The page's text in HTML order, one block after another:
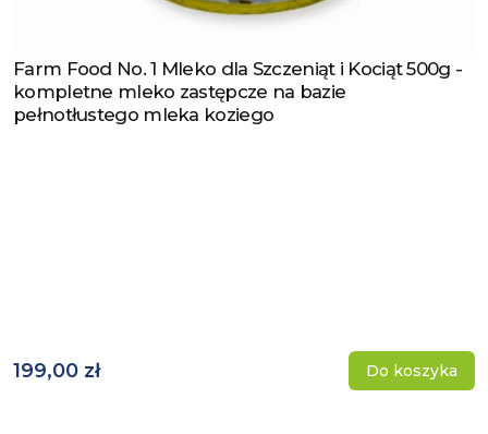
Zobacz produkt
Farm Food No. 1 Mleko dla Szczeniąt i Kociąt 500g -
kompletne mleko zastępcze na bazie
pełnotłustego mleka koziego
199,00 zł Do koszyka